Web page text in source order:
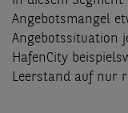
Angebotsmangel
Angebotssituation
HafenCity
Leerstand auf nur